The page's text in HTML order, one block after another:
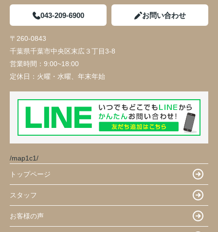
043-209-6900 お問い合わせ
〒260-0843
千葉県千葉市中央区末広３丁目3-8
営業時間： 9:00~18:00
定休日： 火曜・水曜、年末年始
/map1c1/
トップページ
スタッフ
お客様の声